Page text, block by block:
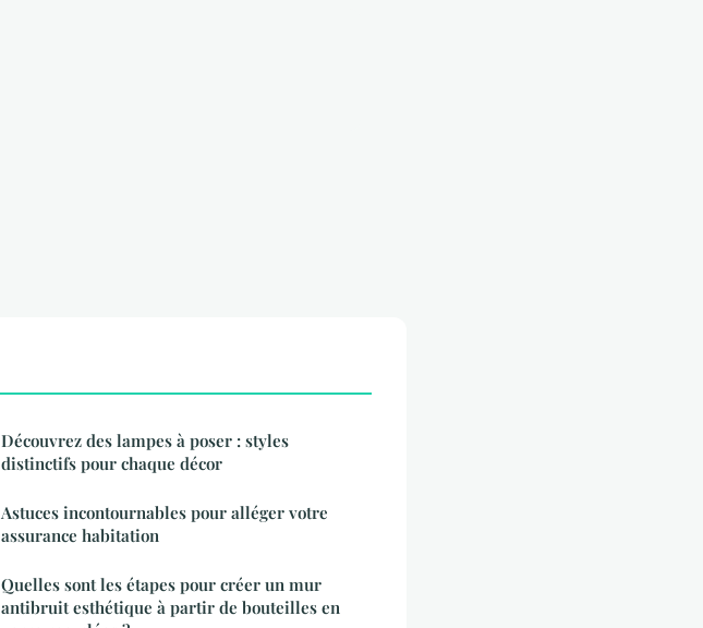
Découvrez des lampes à poser : styles
distinctifs pour chaque décor
Astuces incontournables pour alléger votre
assurance habitation
Quelles sont les étapes pour créer un mur
antibruit esthétique à partir de bouteilles en